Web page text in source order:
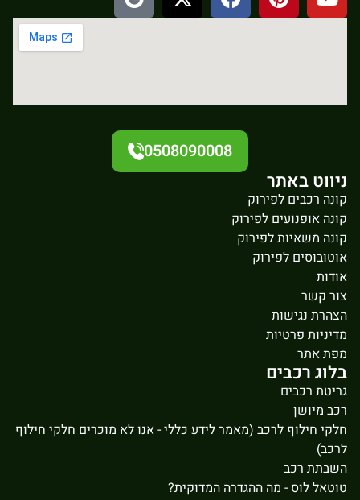
0508090008
ניווט באתר
קונה רכבים לפירוק
קונה אופנועים לפירוק
קונה משאיות לפירוק
אוטובוסים לפירוק
אודות
צור קשר
הצהרת נגישות
מדיניות פרטיות
מפת אתר
בלוג רכבים
גריטת רכבים
רכב מיושן
חלקי חילוף לרכב (מאמר לידע כללי - אנו לא מוכרים חלקי חילוף
לרכב)
השבתת רכב
טוטאל לוס - מה ההגדרה המדוקית?